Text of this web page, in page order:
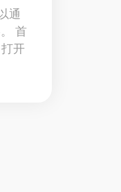
通
首
开